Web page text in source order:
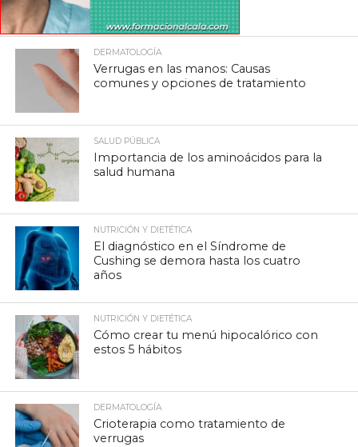
DERMATOLOGÍA
Verrugas en las manos: Causas
comunes y opciones de tratamiento
SALUD PÚBLICA
Importancia de los aminoácidos para la
salud humana
NUTRICIÓN Y DIETÉTICA
El diagnóstico en el Síndrome de
Cushing se demora hasta los cuatro
años
NUTRICIÓN Y DIETÉTICA
Cómo crear tu menú hipocalórico con
estos 5 hábitos
DERMATOLOGÍA
Crioterapia como tratamiento de
verrugas